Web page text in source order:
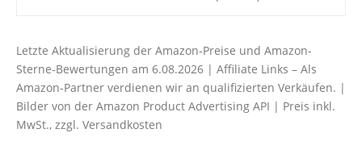
Letzte Aktualisierung der Amazon-Preise und Amazon-
Sterne-Bewertungen am 6.08.2026 | Affiliate Links – Als
Amazon-Partner verdienen wir an qualifizierten Verkäufen. |
Bilder von der Amazon Product Advertising API | Preis inkl.
MwSt., zzgl. Versandkosten